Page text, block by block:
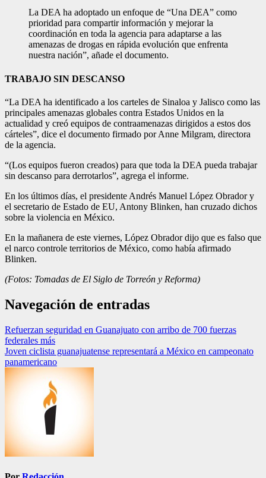
La DEA ha adoptado un enfoque de “Una DEA” como
prioridad para compartir información y mejorar la
coordinación en toda la agencia para adaptarse a las
amenazas de drogas en rápida evolución que enfrenta
nuestra nación”, añade el documento.
TRABAJO SIN DESCANSO
“La DEA ha identificado a los carteles de Sinaloa y Jalisco como las
principales amenazas globales contra Estados Unidos en la
actualidad y creó equipos de contraamenazas dirigidos a estos dos
cárteles”, dice el documento firmado por Anne Milgram, directora
de la agencia.
“(Los equipos fueron creados) para que toda la DEA pueda trabajar
sin descanso para derrotarlos”, agrega el informe.
En los últimos días, el presidente Andrés Manuel López Obrador y
el secretario de Estado de EU, Antony Blinken, han cruzado dichos
sobre la violencia en México.
En la mañanera de este viernes, López Obrador dijo que es falso que
el narco controle territorios de México, como había afirmado
Blinken.
(Fotos: Tomadas de El Siglo de Torreón y Reforma)
Navegación de entradas
Refuerzan seguridad en Guanajuato con arribo de 700 fuerzas
federales más
Joven ciclista guanajuatense representará a México en campeonato
panamericano